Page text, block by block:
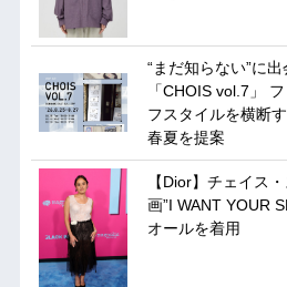
“まだ知らない”に
「CHOIS vol.7」
フスタイルを横断
春夏を提案
【Dior】チェイス
画”I WANT YOUR
オールを着用